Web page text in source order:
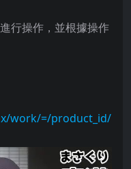
行操作，並根據操作
work/=/product_id/